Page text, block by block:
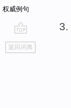
权威例句
go
top
返回词典